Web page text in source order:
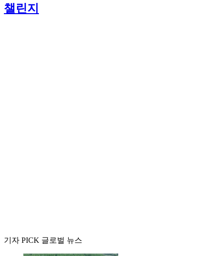
챌린지
기자 PICK 글로벌 뉴스